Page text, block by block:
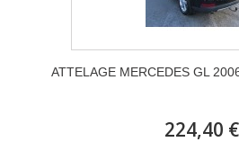
ATTELAGE MERCEDES GL
224,40 €